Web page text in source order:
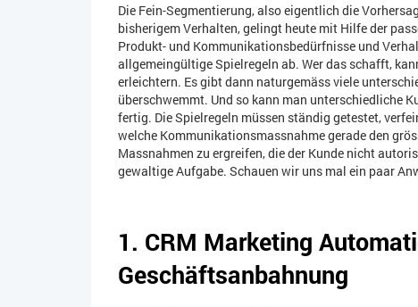
Die Fein-Segmentierung, also eigentlich die
bisherigem Verhalten, gelingt heute mit Hilfe der
Produkt- und Kommunikationsbedürfnisse und
allgemeingültige Spielregeln ab. Wer das schafft,
erleichtern. Es gibt dann naturgemäss viele
überschwemmt. Und so kann man unterschiedliche
fertig. Die Spielregeln müssen ständig getestet,
welche Kommunikationsmassnahme gerade den
Massnahmen zu ergreifen, die der Kunde nicht
gewaltige Aufgabe. Schauen wir uns mal ein paar
1. CRM Marketing
Geschäftsanbahnung